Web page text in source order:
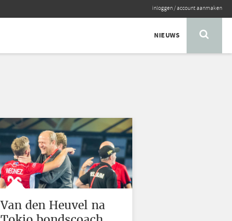
inloggen/account aanmaken
NIEUWS
Van den Heuvel na